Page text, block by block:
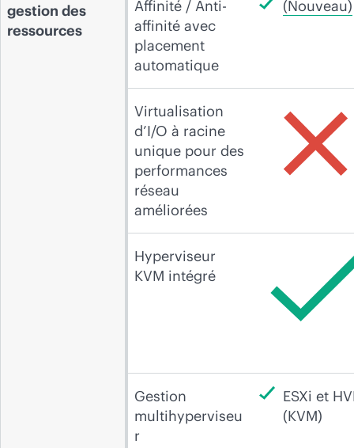
gestion des
ressources
Affinité / Anti-
affinité avec
placement
automatique
(Nouveau)
Virtualisation
d’I/O à racine
unique pour des
performances
réseau
améliorées
Hyperviseur
KVM intégré
Gestion
multihyperviseu
r
ESXi et
(KVM)